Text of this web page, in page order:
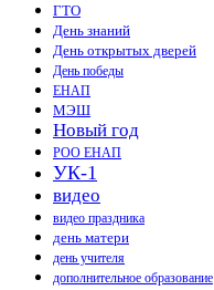
ГТО
День знаний
День открытых дверей
День победы
ЕНАП
МЭШ
Новый год
РОО ЕНАП
УК-1
видео
видео праздника
день матери
день учителя
дополнительное образование